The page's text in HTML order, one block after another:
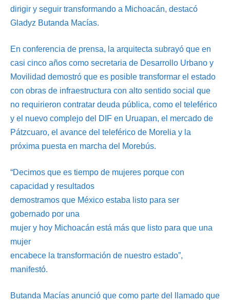
dirigir y seguir transformando a Michoacán, destacó
Gladyz Butanda Macías.
En conferencia de prensa, la arquitecta subrayó que en
casi cinco años como secretaria de Desarrollo Urbano y
Movilidad demostró que es posible transformar el estado
con obras de infraestructura con alto sentido social que
no requirieron contratar deuda pública, como el teleférico
y el nuevo complejo del DIF en Uruapan, el mercado de
Pátzcuaro, el avance del teleférico de Morelia y la
próxima puesta en marcha del Morebús.
“Decimos que es tiempo de mujeres porque con
capacidad y resultados
demostramos que México estaba listo para ser
gobernado por una
mujer y hoy Michoacán está más que listo para que una
mujer
encabece la transformación de nuestro estado”,
manifestó.
Butanda Macías anunció que como parte del llamado que